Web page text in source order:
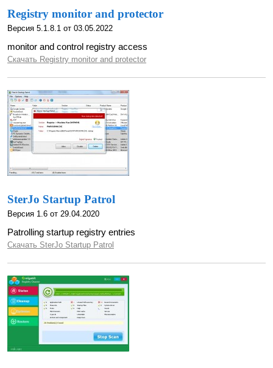
Registry monitor and protector
Версия 5.1.8.1 от 03.05.2022
monitor and control registry access
Скачать Registry monitor and protector
SterJo Startup Patrol
Версия 1.6 от 29.04.2020
Patrolling startup registry entries
Скачать SterJo Startup Patrol